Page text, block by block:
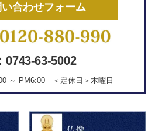
合わせフォーム
0743-63-5002
～ PM6:00 ＜定休日＞木曜日